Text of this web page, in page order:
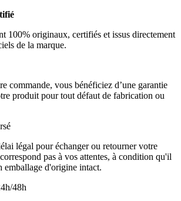
100% originaux, certifiés et issus directement
de la marque.
commande, vous bénéficiez d’une garantie
produit pour tout défaut de fabrication ou
légal pour échanger ou retourner votre
pas à vos attentes, à condition qu'il
emballage d'origine intact.
48h